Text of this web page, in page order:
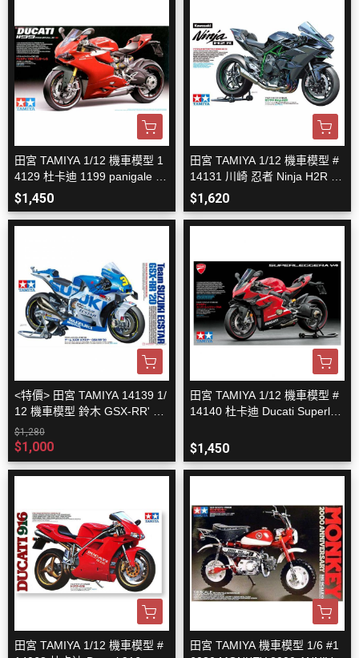
田宮 TAMIYA 1/12 機車模型 1
4129 杜卡迪 1199 panigale S
組裝模型
$1,450
田宮 TAMIYA 1/12 機車模型 #
14131 川崎 忍者 Ninja H2R 組
裝模型
$1,620
<特價> 田宮 TAMIYA 14139 1/
12 機車模型 鈴木 GSX-RR' 20
MotoGP 冠軍車 組裝模型
$1,280
$1,000
田宮 TAMIYA 1/12 機車模型 #
14140 杜卡迪 Ducati Superleg
$1,450
田宮 TAMIYA 1/12 機車模型 #
田宮 TAMIYA 機車模型 1/6 #1